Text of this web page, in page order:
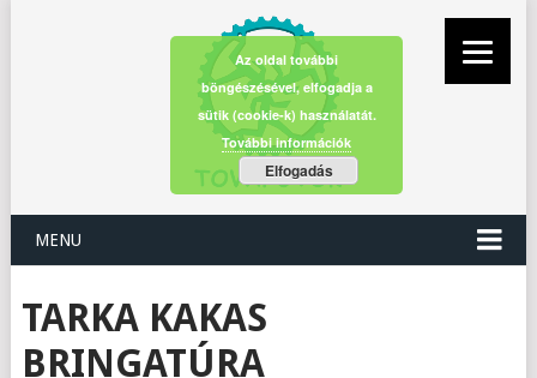
MENU
TARKA KAKAS
BRINGATÚRA
Az oldal további
böngészésével, elfogadja a
sütik (cookie-k) használatát.
További információk
Elfogadás